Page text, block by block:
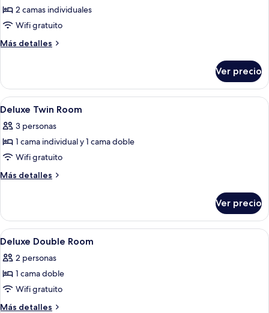
fotos
de
Standard
2 camas individuales
Wifi gratuito
Más detalles
Más
Twin
Room
Ver precio
Abrir
todas
las
fotos
de
Deluxe
Ropa de cama de alta calidad,
6
Deluxe Twin Room
3 personas
1 cama individual y 1 cama doble
Wifi gratuito
Más detalles
Más
Twin
Room
Ver precio
Abrir
todas
las
fotos
de
Deluxe
Ropa de cama de alta calidad,
2
Deluxe Double Room
2 personas
1 cama doble
Wifi gratuito
Más detalles
Más